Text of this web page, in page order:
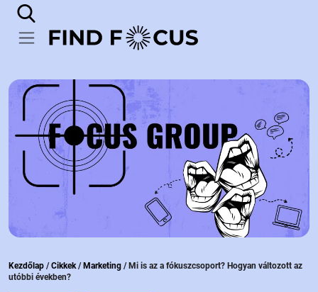
Kezdőlap /Cikkek/ Marketing / Mi is az a fókuszcsoport? Hogyan változott az
utóbbi években?